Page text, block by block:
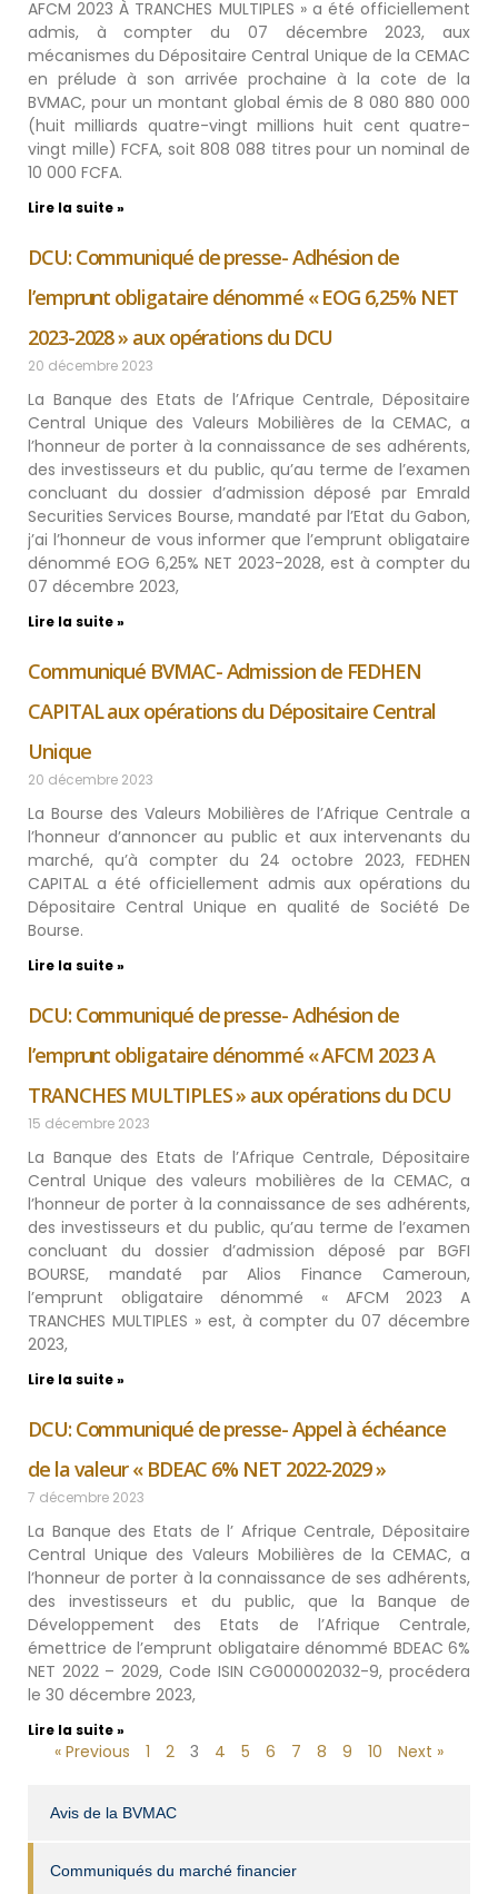
AFCM 2023 À TRANCHES MULTIPLES » a été officiellement
admis, à compter du 07 décembre 2023, aux
mécanismes du Dépositaire Central Unique de la CEMAC
en prélude à son arrivée prochaine à la cote de la
BVMAC, pour un montant global émis de 8 080 880 000
(huit milliards quatre-vingt millions huit cent quatre-
vingt mille) FCFA, soit 808 088 titres pour un nominal de
10 000 FCFA.
Lire la suite »
DCU: Communiqué de presse- Adhésion de
l’emprunt obligataire dénommé « EOG 6,25% NET
2023-2028 » aux opérations du DCU
20 décembre 2023
La Banque des Etats de l’Afrique Centrale, Dépositaire
Central Unique des Valeurs Mobilières de la CEMAC, a
l’honneur de porter à la connaissance de ses adhérents,
des investisseurs et du public, qu’au terme de l’examen
concluant du dossier d’admission déposé par Emrald
Securities Services Bourse, mandaté par l’Etat du Gabon,
j’ai l’honneur de vous informer que l’emprunt obligataire
dénommé EOG 6,25% NET 2023-2028, est à compter du
07 décembre 2023,
Lire la suite »
Communiqué BVMAC- Admission de FEDHEN
CAPITAL aux opérations du Dépositaire Central
Unique
20 décembre 2023
La Bourse des Valeurs Mobilières de l’Afrique Centrale a
l’honneur d’annoncer au public et aux intervenants du
marché, qu’à compter du 24 octobre 2023, FEDHEN
CAPITAL a été officiellement admis aux opérations du
Dépositaire Central Unique en qualité de Société De
Bourse.
Lire la suite »
DCU: Communiqué de presse- Adhésion de
l’emprunt obligataire dénommé « AFCM 2023 A
TRANCHES MULTIPLES » aux opérations du DCU
15 décembre 2023
La Banque des Etats de l’Afrique Centrale, Dépositaire
Central Unique des valeurs mobilières de la CEMAC, a
l’honneur de porter à la connaissance de ses adhérents,
des investisseurs et du public, qu’au terme de l’examen
concluant du dossier d’admission déposé par BGFI
BOURSE, mandaté par Alios Finance Cameroun,
l’emprunt obligataire dénommé « AFCM 2023 A
TRANCHES MULTIPLES » est, à compter du 07 décembre
2023,
Lire la suite »
DCU: Communiqué de presse- Appel à échéance
de la valeur « BDEAC 6% NET 2022-2029 »
7 décembre 2023
La Banque des Etats de l’ Afrique Centrale, Dépositaire
Central Unique des Valeurs Mobilières de la CEMAC, a
l’honneur de porter à la connaissance de ses adhérents,
des investisseurs et du public, que la Banque de
Développement des Etats de l’Afrique Centrale,
émettrice de l’emprunt obligataire dénommé BDEAC 6%
NET 2022 – 2029, Code ISIN CG000002032-9, procédera
le 30 décembre 2023,
Lire la suite »
« Previous 1 2 3 4 5 6 7 8 9 10 Next »
Avis de la BVMAC
Communiqués du marché financier